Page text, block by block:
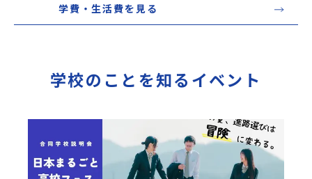
学費・生活費を見る
学校のことを知るイベント